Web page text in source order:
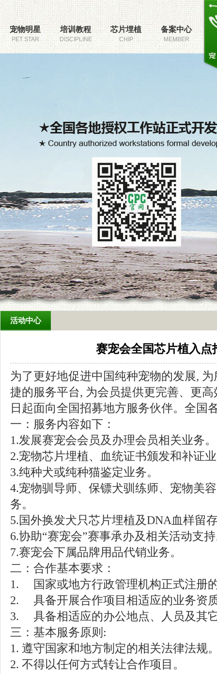
宠物明星
PET STAR
培训教程
DISCIPLINE
芯片埋植
CHIP
备案中心
MEMBER
活动中心
赛宠会全国芯片植入点
为了更好地促进中国纯种宠物的发展, 为
捷的服务平台, 为会员提供更完善、更
日起面向全国招募地方服务伙伴。全国
一 ：服务内容如下：
1.发展赛宠会会员及办理会员相关业务。
2.宠物芯片埋植、血统证书颁发和补证
3.纯种犬或纯种猫鉴定业务。
4.宠物驯导师、保镖犬驯练师、宠物美
务。
5.国外换发犬只芯片埋植及DNA血样留
6.协助“赛宠会”赛事承办及相关活动支
7.赛宠会下属品牌用品代销业务。
二：合作基本要求：
1. 国家或地方行政管理机构正式注册
2. 具备开展合作项目相适应的业务资
3. 具备相适应的办公地点、人员及其
三：基本服务原则 :
1. 遵守国家和地方制定的相关法律法规
2. 不得以任何方式转让合作项目。